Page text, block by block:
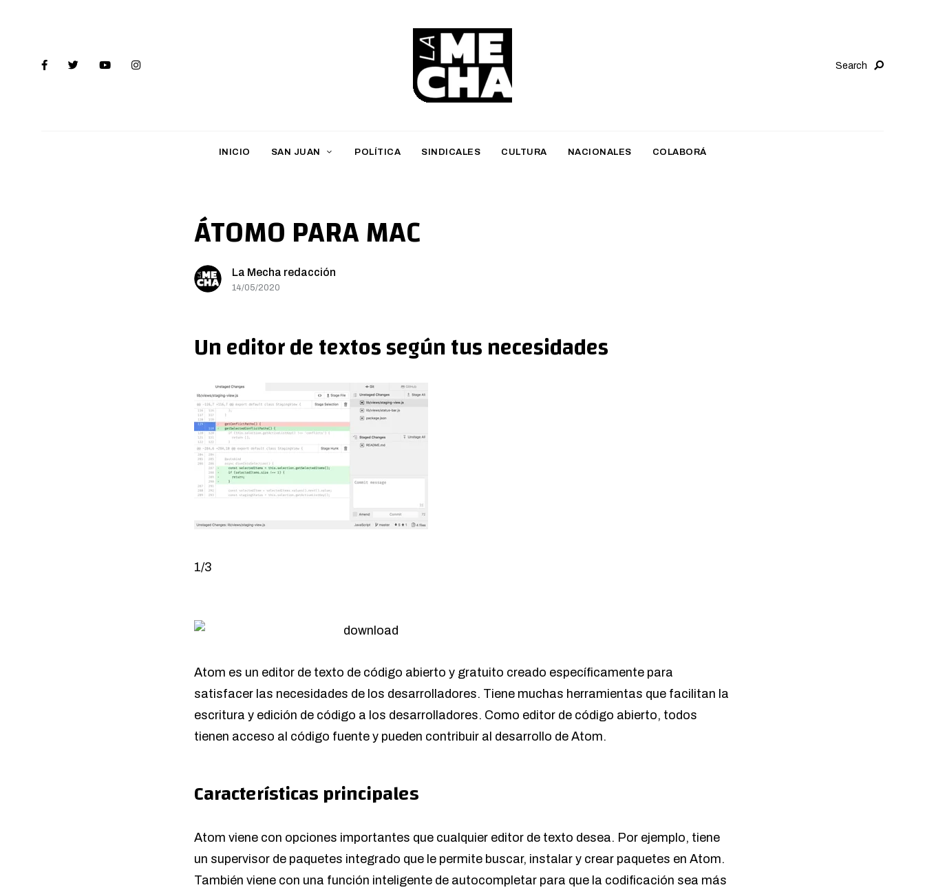
a
M
h
a
Search
INICIO SAN JUAN POLÍTICA SINDICALES CULTURA NACIONALES COLABORÁ
ÁTOMO PARA MAC
La Mecha redacción
14/05/2020
Un editor de textos según tus necesidades
1/3
Atom es un editor de texto de código abierto y gratuito creado específicamente para
satisfacer las necesidades de los desarrolladores. Tiene muchas herramientas que facilitan la
escritura y edición de código a los desarrolladores. Como editor de código abierto, todos
tienen acceso al código fuente y pueden contribuir al desarrollo de Atom.
Características principales
Atom viene con opciones importantes que cualquier editor de texto desea. Por ejemplo, tiene
un supervisor de paquetes integrado que le permite buscar, instalar y crear paquetes en Atom.
También viene con una función inteligente de autocompletar para que la codificación sea más